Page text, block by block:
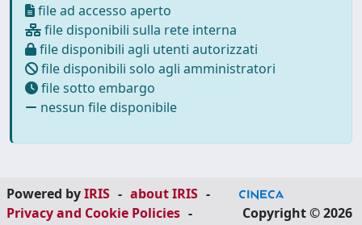
file ad accesso aperto
file disponibili sulla rete interna
file disponibili agli utenti autorizzati
file disponibili solo agli amministratori
file sotto embargo
nessun file disponibile
Powered byIRIS - about IRIS -
Privacy and Cookie Policies -
Copyright © 2026